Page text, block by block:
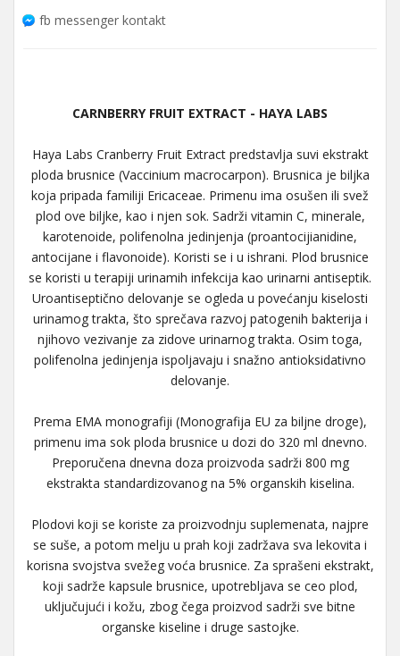
fb messenger kontakt
CARNBERRY FRUIT EXTRACT - HAYA LABS
Haya Labs Cranberry Fruit Extract predstavlja suvi ekstrakt
ploda brusnice (Vaccinium macrocarpon). Brusnica je biljka
koja pripada familiji Ericaceae. Primenu ima osušen ili svež
plod ove biljke, kao i njen sok. Sadrži vitamin C, minerale,
karotenoide, polifenolna jedinjenja (proantocijianidine,
antocijane i flavonoide). Koristi se i u ishrani. Plod brusnice
se koristi u terapiji urinamih infekcija kao urinarni antiseptik.
Uroantiseptično delovanje se ogleda u povećanju kiselosti
urinamog trakta, što sprečava razvoj patogenih bakterija i
njihovo vezivanje za zidove urinarnog trakta. Osim toga,
polifenolna jedinjenja ispoljavaju i snažno antioksidativno
delovanje.
Prema EMA monografiji (Monografija EU za biljne droge),
primenu ima sok ploda brusnice u dozi do 320 ml dnevno.
Preporučena dnevna doza proizvoda sadrži 800 mg
ekstrakta standardizovanog na 5% organskih kiselina.
Plodovi koji se koriste za proizvodnju suplemenata, najpre
se suše, a potom melju u prah koji zadržava sva lekovita i
korisna svojstva svežeg voća brusnice. Za sprašeni ekstrakt,
koji sadrže kapsule brusnice, upotrebljava se ceo plod,
uključujući i kožu, zbog čega proizvod sadrži sve bitne
organske kiseline i druge sastojke.